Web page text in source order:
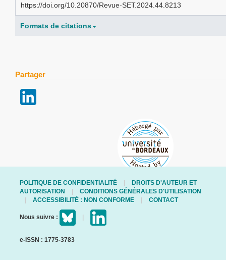
https://doi.org/10.20870/Revue-SET.2024.44.8213
Formats de citations
Partager
POLITIQUE DE CONFIDENTIALITÉ
DROITS D'AUTEUR ET
AUTORISATION
CONDITIONS GÉNÉRALES D'UTILISATION
ACCESSIBILITÉ : NON CONFORME
CONTACT
Nous suivre :
e-ISSN : 1775-3783